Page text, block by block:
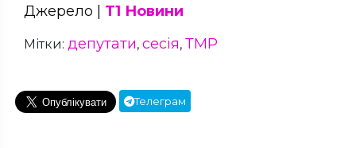
Джерело | Т1 Новини
Мітки: депутати, сесія, ТМР
Телеграм